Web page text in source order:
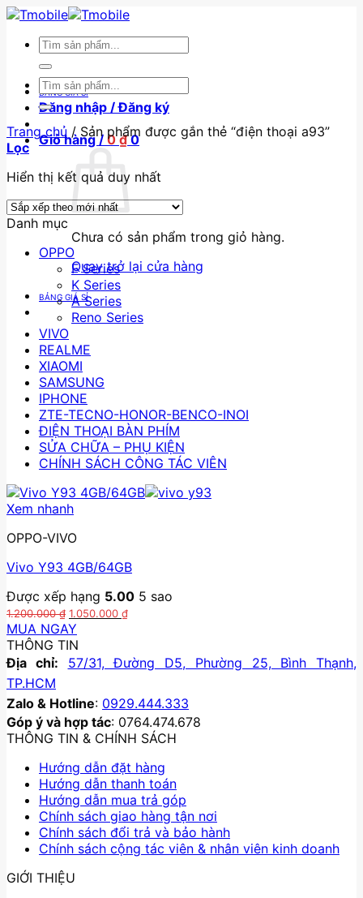
Skip
contentTìm
BẢNG GIÁ SỈ
Đăng nhập / Đăng ký
Giỏ hàng / 0₫ 0
Chưa có sản phẩm trong giỏ hàng.
Quay trở lại cửa hàng
BẢNG GIÁ SỈ
Tìm
kiếm:
Trang chủ /Sản phẩm được gắn thẻ “điện thoại a93”
Lọc
Hiển thị kết quả duy nhất
Danh mục
OPPO
F Series
K Series
A Series
Reno Series
VIVO
REALME
XIAOMI
SAMSUNG
IPHONE
ZTE-TECNO-HONOR-BENCO-INOI
ĐIỆN THOẠI BÀN PHÍM
SỬA CHỮA – PHỤ KIỆN
CHÍNH SÁCH CÔNG TÁC VIÊN
Xem nhanh
OPPO-VIVO
Vivo Y93 4GB/64GB
Được xếp hạng 5.00 5 sao
1.200.000₫ Giá
gốc
là:
1.200.000 ₫.
1.050.000 ₫Giá
1.050.000 ₫.
MUA NGAY
THÔNG TIN
Địa chỉ:
57/31, Đường D5, Phường 25, Bình Thạnh,
TP.HCM
Zalo & Hotline: 0929.444.333
Góp ý và hợp tác: 0764.474.678
THÔNG TIN & CHÍNH SÁCH
Hướng dẫn đặt hàng
Hướng dẫn thanh toán
Hướng dẫn mua trả góp
Chính sách giao hàng tận nơi
Chính sách đổi trả và bảo hành
Chính sách cộng tác viên & nhân viên kinh doanh
GIỚI THIỆU